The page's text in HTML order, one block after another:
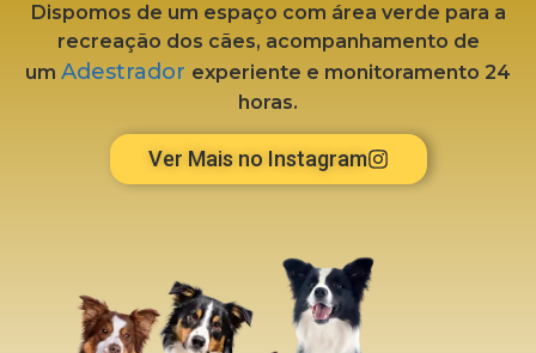
Dispomos de um espaço com área verde para a
recreação dos cães, acompanhamento de
um Adestrador experiente e monitoramento 24
horas.
Ver Mais no Instagram